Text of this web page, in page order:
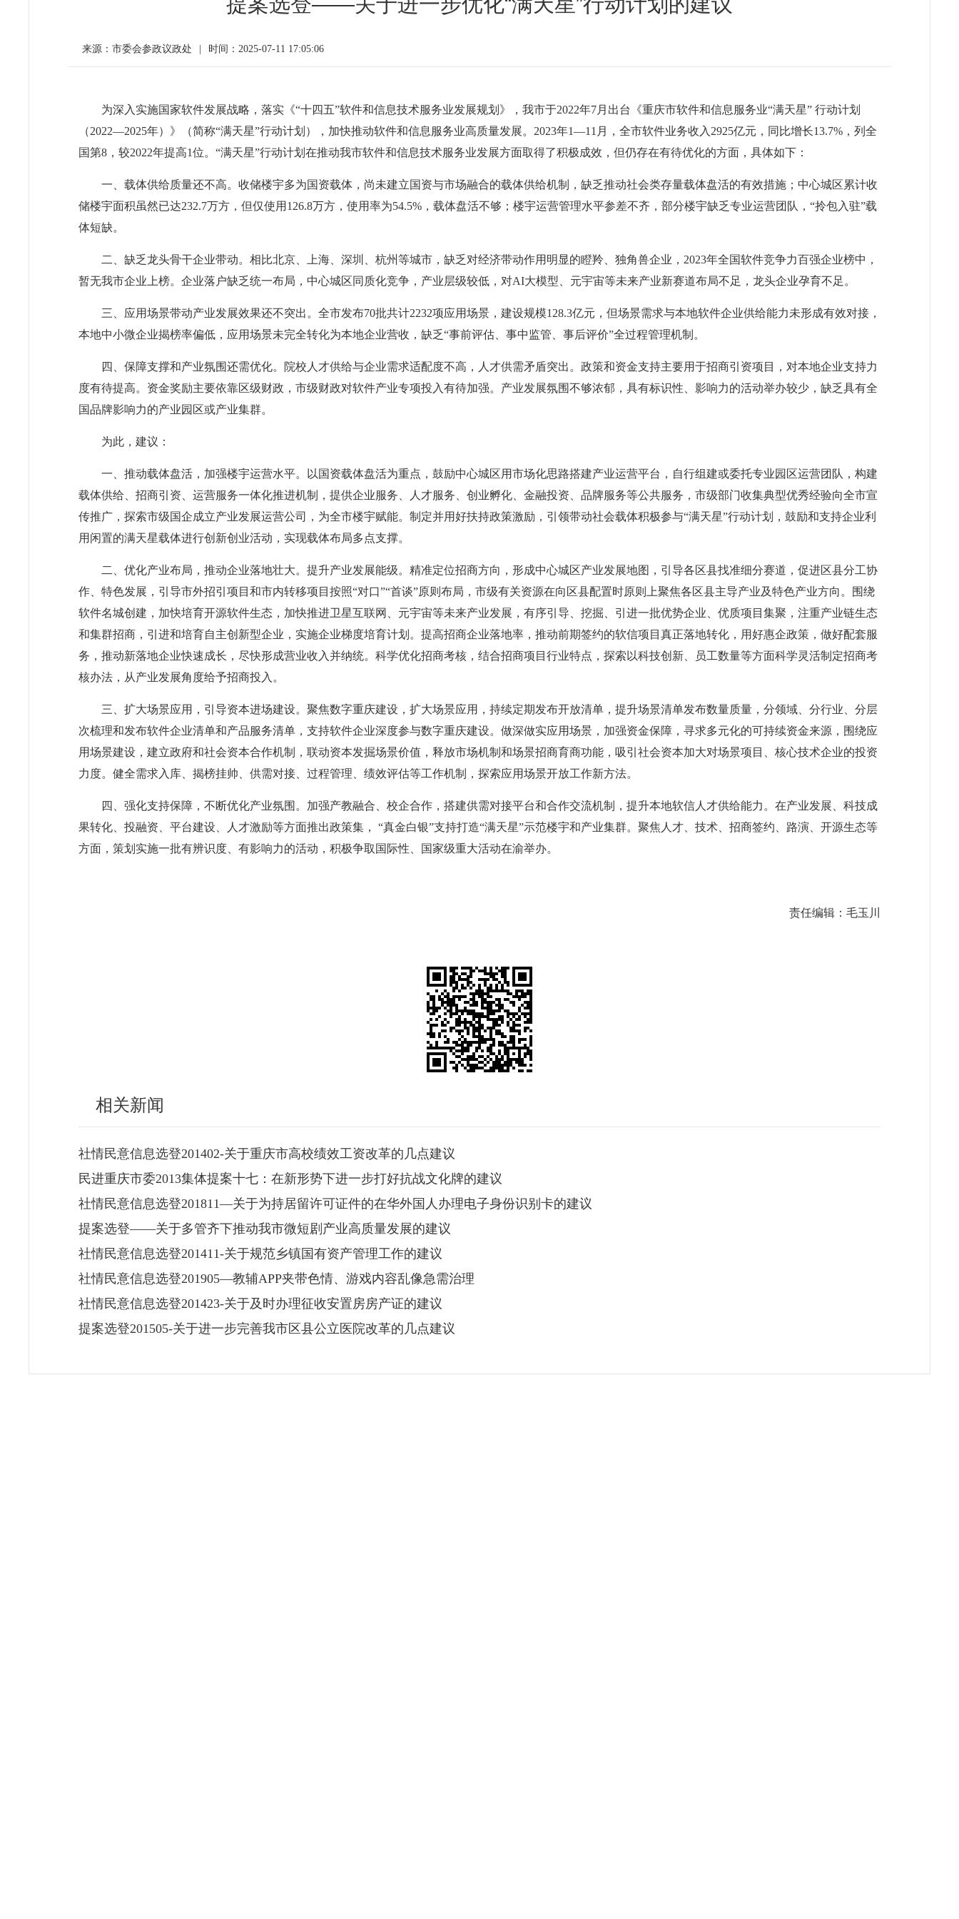
来源：市委会参政议政处 时间：2025-07-11 17:05:06
为深入实施国家软件发展战略，落实《“十四五”软件和信息技术服务业发展规划》，我市于2022年7月出台《重庆市软件和信息服务业“满天星” 行动计划
（2022—2025年）》（简称“满天星”行动计划），加快推动软件和信息服务业高质量发展。2023年1—11月，全市软件业务收入2925亿元，同比增长13.7%，列全
国第8，较2022年提高1位。“满天星”行动计划在推动我市软件和信息技术服务业发展方面取得了积极成效，但仍存在有待优化的方面，具体如下：
一、载体供给质量还不高。收储楼宇多为国资载体，尚未建立国资与市场融合的载体供给机制，缺乏推动社会类存量载体盘活的有效措施；中心城区累计收
储楼宇面积虽然已达232.7万方，但仅使用126.8万方，使用率为54.5%，载体盘活不够；楼宇运营管理水平参差不齐，部分楼宇缺乏专业运营团队，“拎包入驻”载
体短缺。
二、缺乏龙头骨干企业带动。相比北京、上海、深圳、杭州等城市，缺乏对经济带动作用明显的瞪羚、独角兽企业，2023年全国软件竞争力百强企业榜中，
暂无我市企业上榜。企业落户缺乏统一布局，中心城区同质化竞争，产业层级较低，对AI大模型、元宇宙等未来产业新赛道布局不足，龙头企业孕育不足。
三、应用场景带动产业发展效果还不突出。全市发布70批共计2232项应用场景，建设规模128.3亿元，但场景需求与本地软件企业供给能力未形成有效对接，
本地中小微企业揭榜率偏低，应用场景未完全转化为本地企业营收，缺乏“事前评估、事中监管、事后评价”全过程管理机制。
四、保障支撑和产业氛围还需优化。院校人才供给与企业需求适配度不高，人才供需矛盾突出。政策和资金支持主要用于招商引资项目，对本地企业支持力
度有待提高。资金奖励主要依靠区级财政，市级财政对软件产业专项投入有待加强。产业发展氛围不够浓郁，具有标识性、影响力的活动举办较少，缺乏具有全
国品牌影响力的产业园区或产业集群。
为此，建议：
一、推动载体盘活，加强楼宇运营水平。以国资载体盘活为重点，鼓励中心城区用市场化思路搭建产业运营平台，自行组建或委托专业园区运营团队，构建
载体供给、招商引资、运营服务一体化推进机制，提供企业服务、人才服务、创业孵化、金融投资、品牌服务等公共服务，市级部门收集典型优秀经验向全市宣
传推广，探索市级国企成立产业发展运营公司，为全市楼宇赋能。制定并用好扶持政策激励，引领带动社会载体积极参与“满天星”行动计划，鼓励和支持企业利
用闲置的满天星载体进行创新创业活动，实现载体布局多点支撑。
二、优化产业布局，推动企业落地壮大。提升产业发展能级。精准定位招商方向，形成中心城区产业发展地图，引导各区县找准细分赛道，促进区县分工协
作、特色发展，引导市外招引项目和市内转移项目按照“对口”“首谈”原则布局，市级有关资源在向区县配置时原则上聚焦各区县主导产业及特色产业方向。围绕
软件名城创建，加快培育开源软件生态，加快推进卫星互联网、元宇宙等未来产业发展，有序引导、挖掘、引进一批优势企业、优质项目集聚，注重产业链生态
和集群招商，引进和培育自主创新型企业，实施企业梯度培育计划。提高招商企业落地率，推动前期签约的软信项目真正落地转化，用好惠企政策，做好配套服
务，推动新落地企业快速成长，尽快形成营业收入并纳统。科学优化招商考核，结合招商项目行业特点，探索以科技创新、员工数量等方面科学灵活制定招商考
核办法，从产业发展角度给予招商投入。
三、扩大场景应用，引导资本进场建设。聚焦数字重庆建设，扩大场景应用，持续定期发布开放清单，提升场景清单发布数量质量，分领域、分行业、分层
次梳理和发布软件企业清单和产品服务清单，支持软件企业深度参与数字重庆建设。做深做实应用场景，加强资金保障，寻求多元化的可持续资金来源，围绕应
用场景建设，建立政府和社会资本合作机制，联动资本发掘场景价值，释放市场机制和场景招商育商功能，吸引社会资本加大对场景项目、核心技术企业的投资
力度。健全需求入库、揭榜挂帅、供需对接、过程管理、绩效评估等工作机制，探索应用场景开放工作新方法。
四、强化支持保障，不断优化产业氛围。加强产教融合、校企合作，搭建供需对接平台和合作交流机制，提升本地软信人才供给能力。在产业发展、科技成
果转化、投融资、平台建设、人才激励等方面推出政策集， “真金白银”支持打造“满天星”示范楼宇和产业集群。聚焦人才、技术、招商签约、路演、开源生态等
方面，策划实施一批有辨识度、有影响力的活动，积极争取国际性、国家级重大活动在渝举办。
责任编辑：毛玉川
相关新闻
社情民意信息选登201402-关于重庆市高校绩效工资改革的几点建议
民进重庆市委2013集体提案十七：在新形势下进一步打好抗战文化牌的建议
社情民意信息选登201811—关于为持居留许可证件的在华外国人办理电子身份识别卡的建议
提案选登——关于多管齐下推动我市微短剧产业高质量发展的建议
社情民意信息选登201411-关于规范乡镇国有资产管理工作的建议
社情民意信息选登201905—教辅APP夹带色情、游戏内容乱像急需治理
社情民意信息选登201423-关于及时办理征收安置房房产证的建议
提案选登201505-关于进一步完善我市区县公立医院改革的几点建议